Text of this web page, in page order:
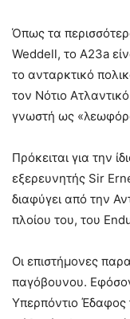
Όπως τα
Weddell, το Α23a
το ανταρκτικό
τον Νότιο
γνωστή ως
Πρόκειται για την
εξερευνητής Sir
διαφύγει από την
πλοίου του, του
Οι επιστήμονες
παγόβουνου.
Υπερπόντιο Έδαφος